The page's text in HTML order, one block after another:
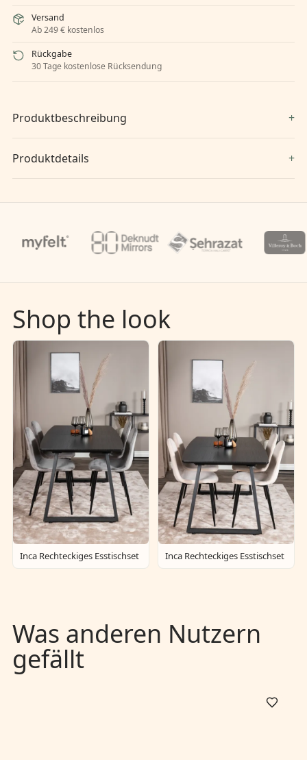
Versand
Ab 249 € kostenlos
Rückgabe
30 Tage kostenlose Rücksendung
Produktbeschreibung
Produktdetails
Shop the look
Inca Rechteckiges Esstischset Inca Rechteckiges Esstischset
Was anderen Nutzern
gefällt